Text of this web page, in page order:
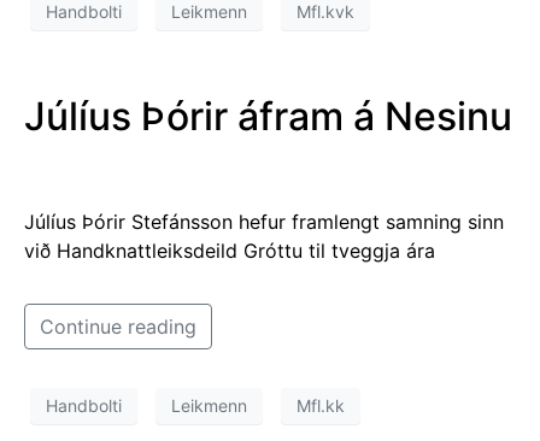
Handbolti Leikmenn Mfl.kvk
Júlíus Þórir áfram á Nesinu
Júlíus Þórir Stefánsson hefur framlengt samning sinn
við Handknattleiksdeild Gróttu til tveggja ára
Continue reading
Handbolti Leikmenn Mfl.kk